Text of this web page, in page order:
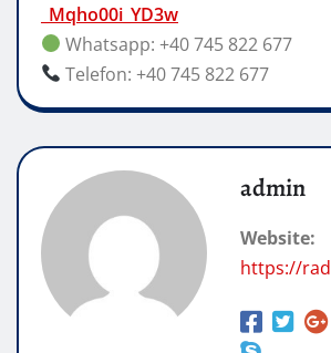
_Mqho00i_YD3w
Whatsapp: +40 745 822 677
Telefon: +40 745 822 677
admin
Website:
https://